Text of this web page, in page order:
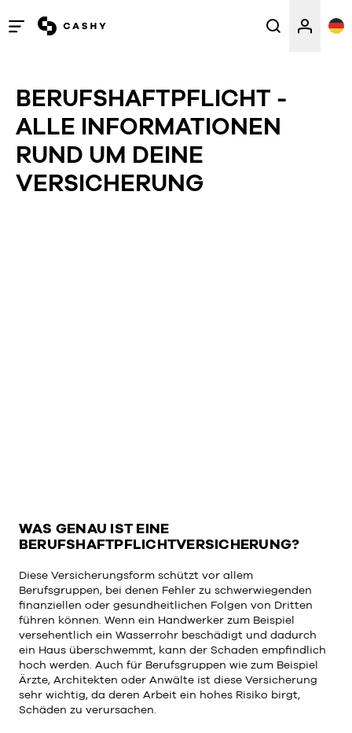
Menü
schließen
BERUFSHAFTPFLICHT -
ALLE INFORMATIONEN
RUND UM DEINE
VERSICHERUNG
WAS GENAU IST EINE
BERUFSHAFTPFLICHTVERSICHERUNG?
Diese Versicherungsform schützt vor allem
Berufsgruppen, bei denen Fehler zu schwerwiegenden
finanziellen oder gesundheitlichen Folgen von Dritten
führen können. Wenn ein Handwerker zum Beispiel
versehentlich ein Wasserrohr beschädigt und dadurch
ein Haus überschwemmt, kann der Schaden empfindlich
hoch werden. Auch für Berufsgruppen wie zum Beispiel
Ärzte, Architekten oder Anwälte ist diese Versicherung
sehr wichtig, da deren Arbeit ein hohes Risiko birgt,
Schäden zu verursachen.